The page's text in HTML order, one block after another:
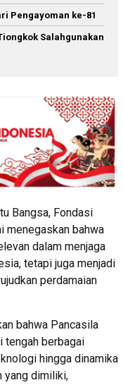
Pengayoman ke-81
Salahgunakan
Bangsa, Fondasi
menegaskan bahwa
dalam menjaga
tetapi juga menjadi
perdamaian
bahwa Pancasila
tengah berbagai
hingga dinamika
yang dimiliki,